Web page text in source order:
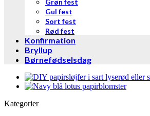
Grøn fest
Gul fest
Sort fest
Rød fest
Konfirmation
Bryllup
Børnefødselsdag
Kategorier